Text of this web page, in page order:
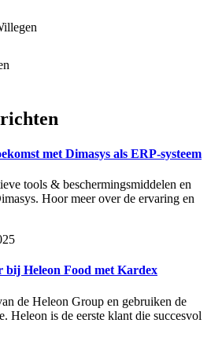
met Dimasys als ERP-systeem
tools & beschermingsmiddelen en
Hoor meer over de ervaring en
bij Heleon Food met Kardex
de Heleon Group en gebruiken de
Heleon is de eerste klant die succesvol